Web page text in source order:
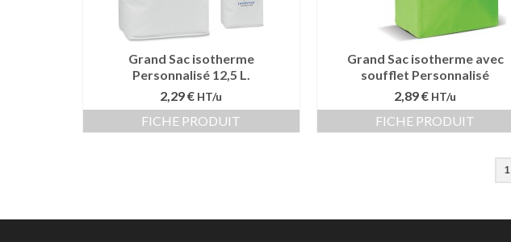
Grand Sac isotherme
Personnalisé 12,5 L.
2,29 € HT/u
FICHE PRODUIT
Grand Sac isotherme avec
soufflet Personnalisé
2,89 € HT/u
FICHE PRODUIT
1